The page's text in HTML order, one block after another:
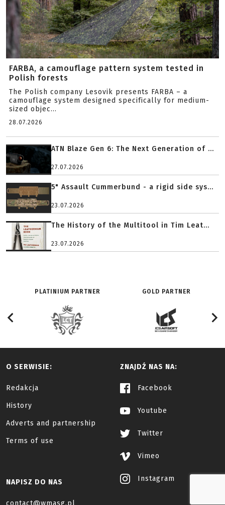
FARBA, a camouflage pattern system tested in
Polish forests
The Polish company Lesovik presents FARBA – a
camouflage system designed specifically for medium-
sized objec...
28.07.2026
ATN Blaze Gen 6: The Next Generation of ...
27.07.2026
5" Assault Cummerbund - a rigid side sys...
23.07.2026
The History of the Multitool in Tim Leat...
23.07.2026
PLATINIUM PARTNER GOLD PARTNER
O SERWISIE:
Redakcja
History
Adverts and partnership
Terms of use
ZNAJDŹ NAS NA:
Facebook
Youtube
Twitter
Vimeo
Instagram
NAPISZ DO NAS
contact@wmasg.pl